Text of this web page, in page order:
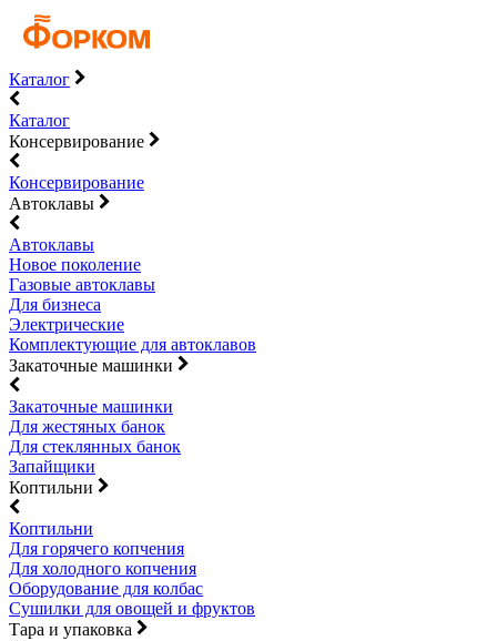
Каталог
Каталог
Консервирование
Консервирование
Автоклавы
Автоклавы
Новое поколение
Газовые автоклавы
Для бизнеса
Электрические
Комплектующие для автоклавов
Закаточные машинки
Закаточные машинки
Для жестяных банок
Для стеклянных банок
Запайщики
Коптильни
Коптильни
Для горячего копчения
Для холодного копчения
Оборудование для колбас
Сушилки для овощей и фруктов
Тара и упаковка